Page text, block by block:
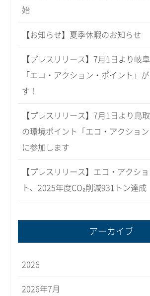
始
【お知らせ】夏季休暇のお知らせ
【プレスリリース】7月1日より岐
「エコ・アクション・ポイント」
す！
【プレスリリース】7月1日より鳥
の環境ポイント「エコ・アクション
に参加します
【プレスリリース】エコ・アクシ
ト、2025年度CO₂削減931トン達成
アーカイブ
2026
2026年7月